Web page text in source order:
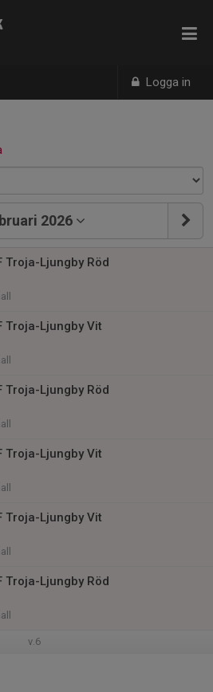
Logga in
2026
Troja-Ljungby Röd
Troja-Ljungby Vit
Troja-Ljungby Röd
Troja-Ljungby Vit
Troja-Ljungby Vit
Troja-Ljungby Röd
v.6